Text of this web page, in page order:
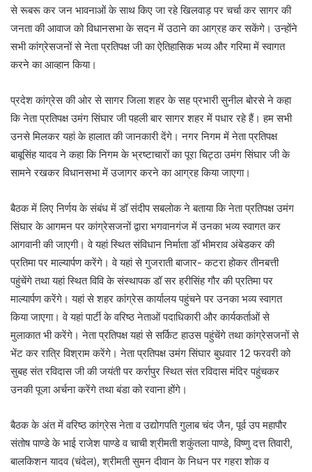
से रूबरू कर जन भावनाओं के साथ किए जा रहे खिलवाड़ पर चर्चा कर सागर की
जनता की आवाज को विधानसभा के सदन में उठाने का आग्रह कर सकेंगे। उन्होंने
सभी कांग्रेसजनों से नेता प्रतिपक्ष जी का ऐतिहासिक भव्य और गरिमा में स्वागत
करने का आव्हान किया।
प्रदेश कांग्रेस की ओर से सागर जिला शहर के सह प्रभारी सुनील बोरसे ने कहा
कि नेता प्रतिपक्ष उमंग सिंघार जी पहली बार सागर शहर में पधार रहे हैं। हम सभी
उनसे मिलकर यहां के हालात की जानकारी देंगे। नगर निगम में नेता प्रतिपक्ष
बाबूसिंह यादव ने कहा कि निगम के भ्रष्टाचारों का पूरा चिट्ठा उमंग सिंघार जी के
सामने रखकर विधानसभा में उजागर करने का आग्रह किया जाएगा।
बैठक में लिए निर्णय के संबंध में डॉ संदीप सबलोक ने बताया कि नेता प्रतिपक्ष उमंग
सिंघार के आगमन पर कांग्रेसजनों द्वारा भगवानगंज में उनका भव्य स्वागत कर
आगवानी की जाएगी। वे यहां स्थित संविधान निर्माता डॉ भीमराव अंबेडकर की
प्रतिमा पर माल्यार्पण करेंगे। वे यहां से गुजराती बाजार- कटरा होकर तीनबत्ती
पहुंचेंगे तथा यहां स्थित विवि के संस्थापक डॉ सर हरीसिंह गौर की प्रतिमा पर
माल्यार्पण करेंगे। यहां से शहर कांग्रेस कार्यालय पहुंचने पर उनका भव्य स्वागत
किया जाएगा। वे यहां पार्टी के वरिष्ठ नेताओं पदाधिकारी और कार्यकर्ताओं से
मुलाकात भी करेंगे। नेता प्रतिपक्ष यहां से सर्किट हाउस पहुंचेंगे तथा कांग्रेसजनों से
भेंट कर रात्रि विश्राम करेंगे। नेता प्रतिपक्ष उमंग सिंघार बुधवार 12 फरवरी को
सुबह संत रविदास जी की जयंती पर कर्रापुर स्थित संत रविदास मंदिर पहुंचकर
उनकी पूजा अर्चना करेंगे तथा बंडा को रवाना होंगे।
बैठक के अंत में वरिष्ठ कांग्रेस नेता व उद्योगपति गुलाब चंद जैन, पूर्व उप महापौर
संतोष पाण्डे के भाई राजेश पाण्डे व चाची श्रीमती शकुंतला पाण्डे, विष्णु दत्त तिवारी,
बालकिशन यादव (चंदेल), श्रीमती सुमन दीवान के निधन पर गहरा शोक व